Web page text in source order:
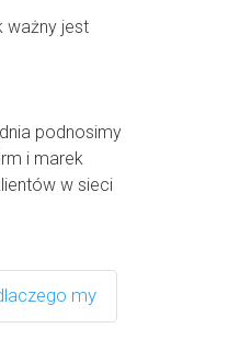
ważny jest
podnosimy
i marek
w sieci
my